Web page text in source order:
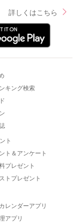
詳しくはこちら
キング検索
ト
ト＆アンケート
プレゼント
トプレゼント
レンダーアプリ
アプリ